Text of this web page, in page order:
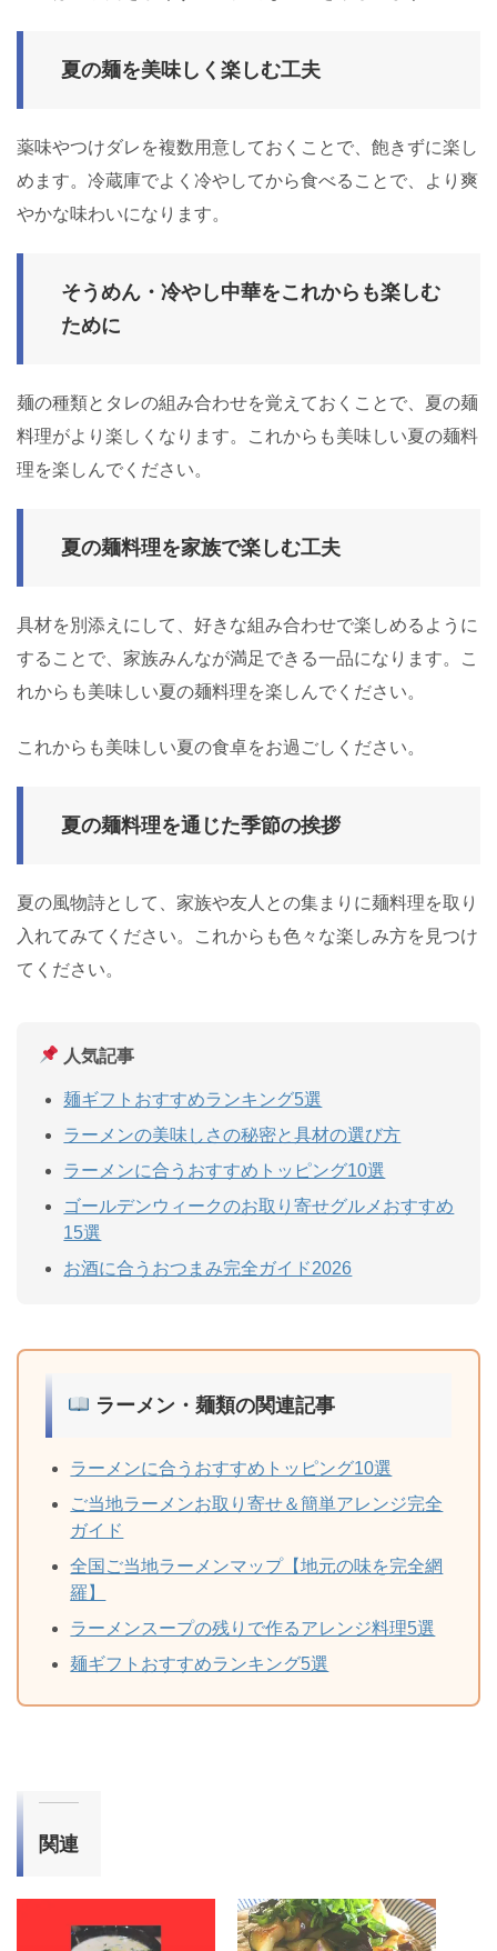
夏の麺を美味しく楽しむ工夫
薬味やつけダレを複数用意しておくことで、飽きずに楽し
めます。冷蔵庫でよく冷やしてから食べることで、より爽
やかな味わいになります。
そうめん・冷やし中華をこれからも楽しむ
ために
麺の種類とタレの組み合わせを覚えておくことで、夏の麺
料理がより楽しくなります。これからも美味しい夏の麺料
理を楽しんでください。
夏の麺料理を家族で楽しむ工夫
具材を別添えにして、好きな組み合わせで楽しめるように
することで、家族みんなが満足できる一品になります。こ
れからも美味しい夏の麺料理を楽しんでください。
これからも美味しい夏の食卓をお過ごしください。
夏の麺料理を通じた季節の挨拶
夏の風物詩として、家族や友人との集まりに麺料理を取り
入れてみてください。これからも色々な楽しみ方を見つけ
てください。
人気記事
麺ギフトおすすめランキング5選
ラーメンの美味しさの秘密と具材の選び方
ラーメンに合うおすすめトッピング10選
ゴールデンウィークのお取り寄せグルメおすすめ
15選
お酒に合うおつまみ完全ガイド2026
ラーメン・麺類の関連記事
ラーメンに合うおすすめトッピング10選
ご当地ラーメンお取り寄せ＆簡単アレンジ完全
ガイド
全国ご当地ラーメンマップ【地元の味を完全網
羅】
ラーメンスープの残りで作るアレンジ料理5選
麺ギフトおすすめランキング5選
関連